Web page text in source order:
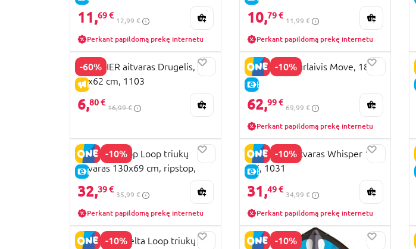
11,69 €
12,99 €
Perkant papildomą prekę internetu
10,79 €
11,99 €
Perkant papildomą prekę internetu
-60%
IŠPARDAVIMAS
GUNTHER aitvaras Drugelis,
92x62 cm, 1103
6,80 €
16,99 €
-10%
E-KAINA
GUNTHER burlaivis Move, 1806
62,99 €
69,99 €
Perkant papildomą prekę internetu
-10%
E-KAINA
GUNTHER Top Loop triukų
aitvaras 130x69 cm, ripstop,
1088
32,39 €
35,99 €
Perkant papildomą prekę internetu
-10%
E-KAINA
GUNTHER aitvaras Whisper 125
GX, 1031
31,49 €
34,99 €
Perkant papildomą prekę internetu
-10%
GUNTHER Delta Loop triukų
-10%